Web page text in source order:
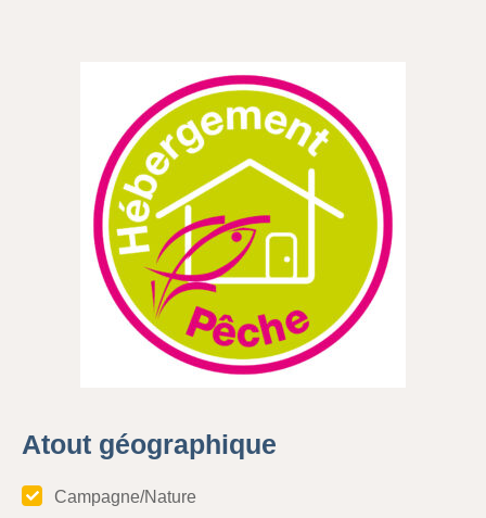
Atout géographique
Campagne/Nature